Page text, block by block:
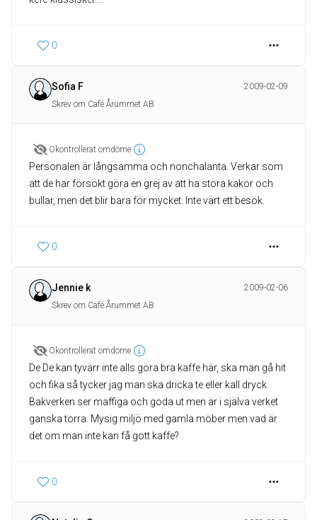
0
Sofia F
2009-02-09
Skrev om Café Årummet AB
Okontrollerat omdöme
Personalen är långsamma och nonchalanta. Verkar som
att de har försökt göra en grej av att ha stora kakor och
bullar, men det blir bara för mycket. Inte värt ett besök.
0
Jennie k
2009-02-06
Skrev om Café Årummet AB
Okontrollerat omdöme
De De kan tyvärr inte alls göra bra kaffe här, ska man gå hit
och fika så tycker jag man ska dricka te eller kall dryck.
Bakverken ser maffiga och goda ut men är i själva verket
ganska torra. Mysig miljö med gamla möber men vad är
det om man inte kan få gott kaffe?
0